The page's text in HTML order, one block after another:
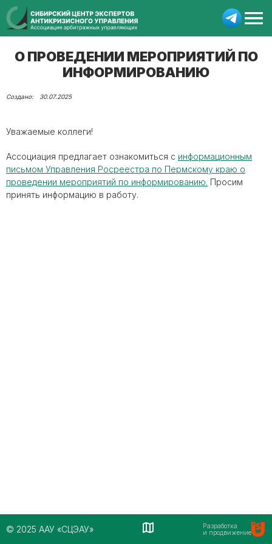
О ПРОВЕДЕНИИ МЕРОПРИЯТИЙ ПО
ИНФОРМИРОВАНИЮ
30.07.2025
Уважаемые коллеги!
Ассоциация предлагает ознакомиться с информационным
письмом Управления Росреестра по Пермскому краю о
проведении мероприятий по информированию. Просим
принять информацию в работу.
© 2025 ААУ «СЦЭАУ»
Разработка
и продвижение